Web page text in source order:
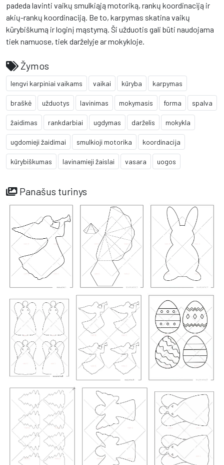
padeda lavinti vaikų smulkiąją motoriką, rankų koordinaciją ir
akių-rankų koordinaciją. Be to, karpymas skatina vaikų
kūrybiškumą ir loginį mąstymą. Ši užduotis gali būti naudojama
tiek namuose, tiek darželyje ar mokykloje.
Žymos
lengvi karpiniai vaikams vaikai kūryba karpymas
braškė užduotys lavinimas mokymasis forma spalva
žaidimas rankdarbiai ugdymas darželis mokykla
ugdomieji žaidimai smulkioji motorika koordinacija
kūrybiškumas lavinamieji žaislai vasara uogos
Panašus turinys